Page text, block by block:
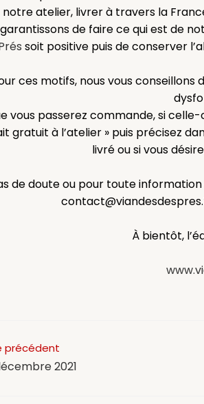
notre atelier, livrer à travers la
garantissons de⁠ faire ce qui est de
soit positive puis⁠ de conserver
ces motifs, nous vous
vous passerez commande, si
gratuit à l’atelier » puis précisez
livré ou si vous
de doute ou pour toute
À bientôt,
précédent
2021